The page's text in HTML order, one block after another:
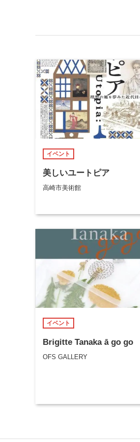
イベント
美しいユートピア
高崎市美術館
イベント
Brigitte Tanaka ā go go
OFS GALLERY